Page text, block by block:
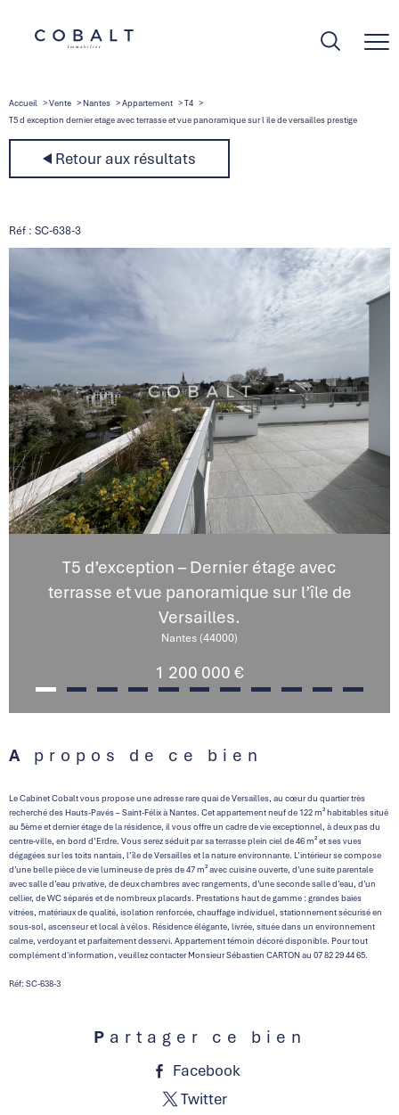
Accueil Vente Nantes Appartement
T4
T5 d exception dernier etage avec terrasse et vue panoramique sur l ile de versailles prestige
Retour aux résultats
Réf : SC-638-3
T5 d’exception – Dernier étage avec
terrasse et vue panoramique sur l’île de
Versailles.
Nantes (44000)
1 200 000 €
A propos de ce bien
Le Cabinet Cobalt vous propose une adresse rare quai de Versailles, au cœur du quartier très
recherché des Hauts-Pavés – Saint-Félix à Nantes. Cet appartement neuf de 122 m² habitables situé
au 5ème et dernier étage de la résidence, il vous offre un cadre de vie exceptionnel, à deux pas du
centre-ville, en bord d’Erdre. Vous serez séduit par sa terrasse plein ciel de 46 m² et ses vues
dégagées sur les toits nantais, l’île de Versailles et la nature environnante. L’intérieur se compose
d’une belle pièce de vie lumineuse de près de 47 m² avec cuisine ouverte, d’une suite parentale
avec salle d’eau privative, de deux chambres avec rangements, d’une seconde salle d’eau, d’un
cellier, de WC séparés et de nombreux placards. Prestations haut de gamme : grandes baies
vitrées, matériaux de qualité, isolation renforcée, chauffage individuel, stationnement sécurisé en
sous-sol, ascenseur et local à vélos. Résidence élégante, livrée, située dans un environnement
calme, verdoyant et parfaitement desservi. Appartement témoin décoré disponible. Pour tout
complément d'information, veuillez contacter Monsieur Sébastien CARTON au 07 82 29 44 65.
Réf: SC-638-3
Partager ce bien
Facebook
Twitter